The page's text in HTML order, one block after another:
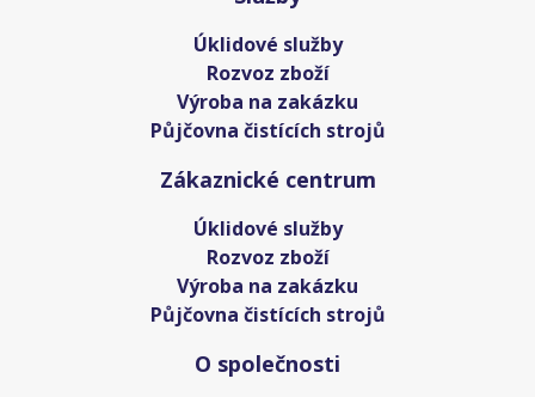
Úklidové služby
Rozvoz zboží
Výroba na zakázku
Půjčovna čistících strojů
Zákaznické centrum
Úklidové služby
Rozvoz zboží
Výroba na zakázku
Půjčovna čistících strojů
O společnosti